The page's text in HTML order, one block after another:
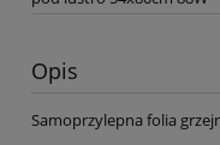
Opis
Samoprzylepna folia